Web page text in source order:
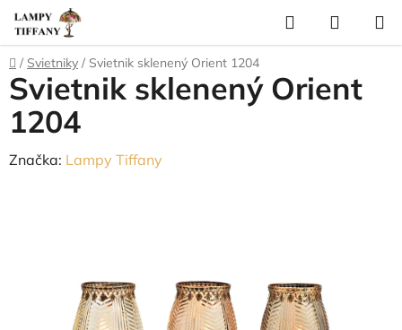
Prejsť
na
obsah
Hľadať
KOŠÍK
Domov
/ Svietniky / Svietnik sklenený Orient 1204
Svietnik sklenený Orient
1204
Značka: Lampy Tiffany